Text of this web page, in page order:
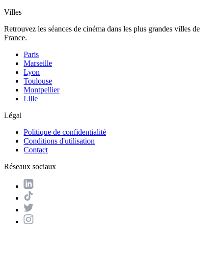
Villes
Retrouvez les séances de cinéma dans les plus grandes villes de
France.
Paris
Marseille
Lyon
Toulouse
Montpellier
Lille
Légal
Politique de confidentialité
Conditions d'utilisation
Contact
Réseaux sociaux